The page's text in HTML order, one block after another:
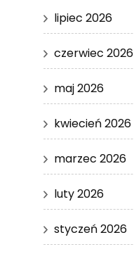
lipiec 2026
czerwiec 2026
maj 2026
kwiecień 2026
marzec 2026
luty 2026
styczeń 2026